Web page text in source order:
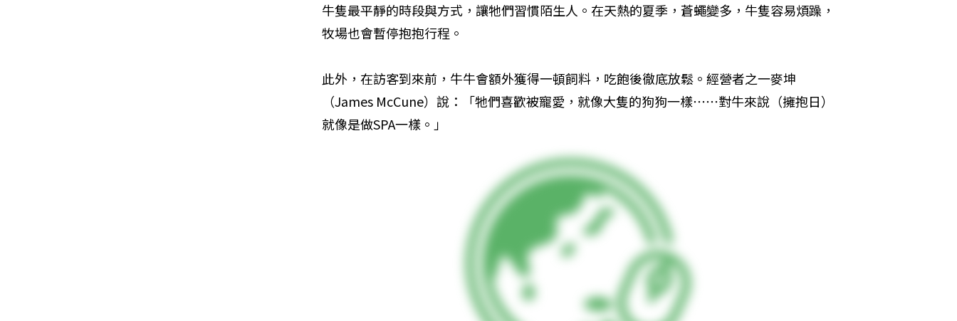
牛隻最平靜的時段與方式，讓牠們習慣陌生人。在天熱的夏季，蒼蠅變多，牛隻容易煩躁，
牧場也會暫停抱抱行程。
此外，在訪客到來前，牛牛會額外獲得一頓飼料，吃飽後徹底放鬆。經營者之一麥坤
（James McCune）說：「牠們喜歡被寵愛，就像大隻的狗狗一樣⋯⋯對牛來說（擁抱日）
就像是做SPA一樣。」